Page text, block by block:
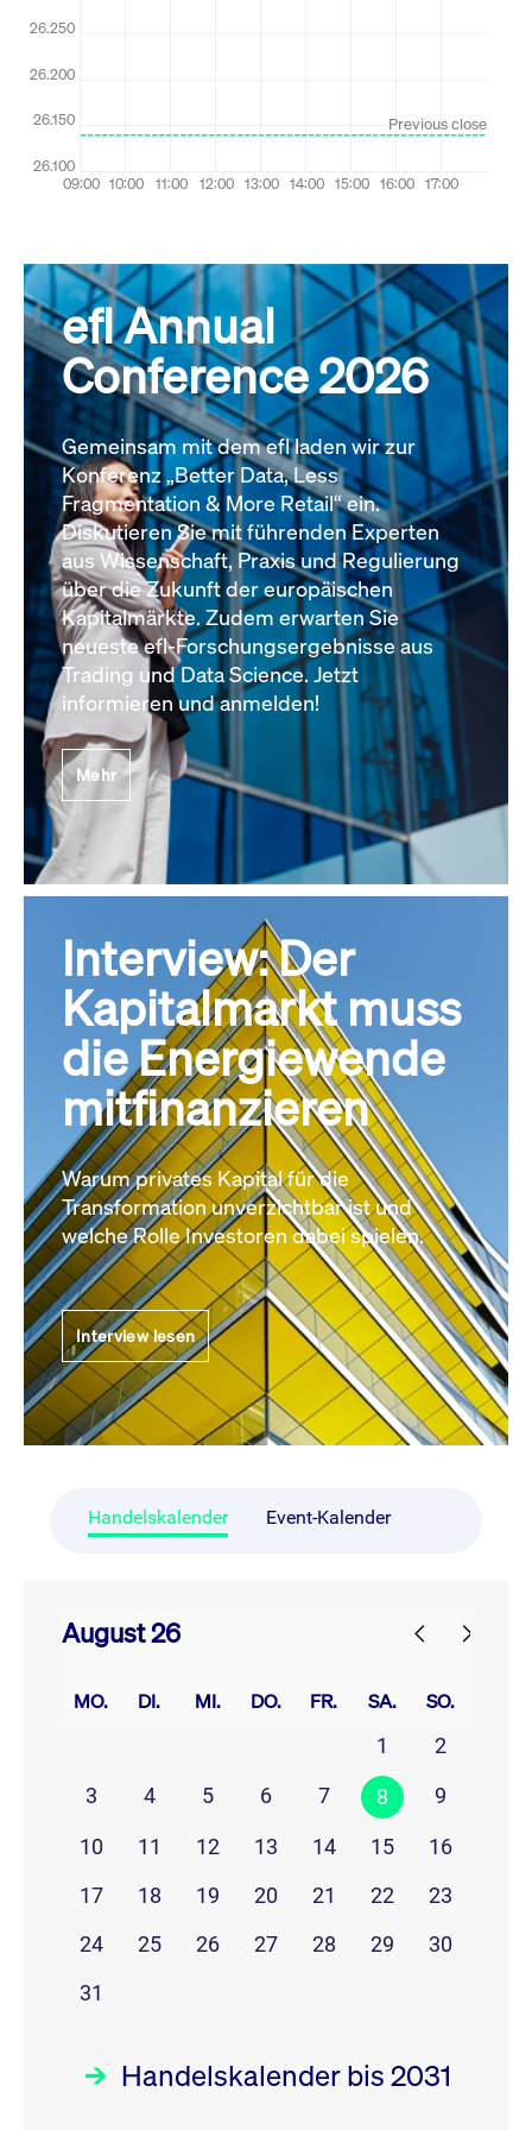
efl Annual
Conference 2026
Gemeinsam mit dem efl laden wir zur
Konferenz „Better Data, Less
Fragmentation & More Retail“ ein.
Diskutieren Sie mit führenden Experten
aus Wissenschaft, Praxis und Regulierung
über die Zukunft der europäischen
Kapitalmärkte. Zudem erwarten Sie
neueste efl-Forschungsergebnisse aus
Trading und Data Science. Jetzt
informieren und anmelden!
Mehr
Interview: Der
Kapitalmarkt muss
die Energiewende
mitfinanzieren
Warum privates Kapital für die
Transformation unverzichtbar ist und
welche Rolle Investoren dabei spielen.
Interview lesen
Handelskalender Event-Kalender
August 26
MO. DI. MI. DO. FR. SA. SO.
1
2
3
4 5 6 7 8 9
10 11 12 13 14 15
16
17
18 19 20 21 22
23
24
25 26 27 28 29
30
31
Handelskalender bis 2031